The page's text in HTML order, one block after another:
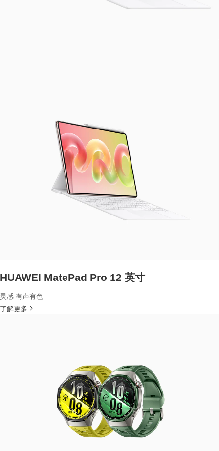
HUAWEI MatePad Pro 12 英寸
灵感 有声有色
了解更多